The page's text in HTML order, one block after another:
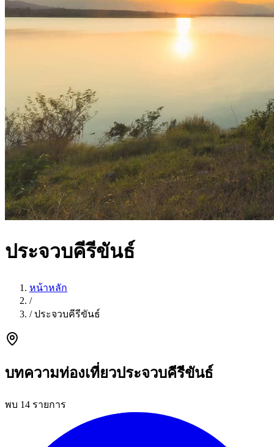
ประจวบคีรีขันธ์
หน้าหลัก
/
/ ประจวบคีรีขันธ์
บทความท่องเที่ยวประจวบคีรีขันธ์
พบ 14 รายการ